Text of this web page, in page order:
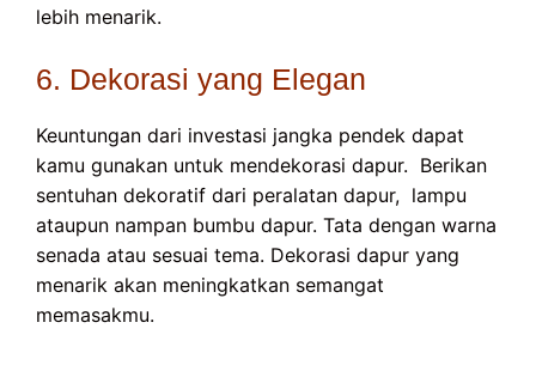
lebih menarik.
6. Dekorasi yang Elegan
Keuntungan dari investasi jangka pendek dapat
kamu gunakan untuk mendekorasi dapur. Berikan
sentuhan dekoratif dari peralatan dapur, lampu
ataupun nampan bumbu dapur. Tata dengan warna
senada atau sesuai tema. Dekorasi dapur yang
menarik akan meningkatkan semangat
memasakmu.